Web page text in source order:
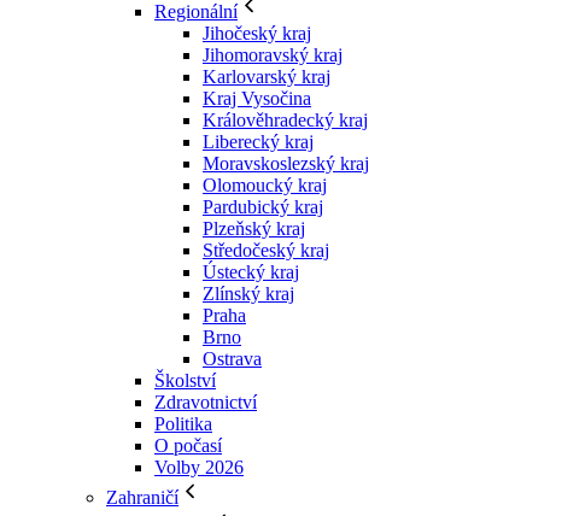
Regionální
Jihočeský kraj
Jihomoravský kraj
Karlovarský kraj
Kraj Vysočina
Králověhradecký kraj
Liberecký kraj
Moravskoslezský kraj
Olomoucký kraj
Pardubický kraj
Plzeňský kraj
Středočeský kraj
Ústecký kraj
Zlínský kraj
Praha
Brno
Ostrava
Školství
Zdravotnictví
Politika
O počasí
Volby 2026
Zahraničí